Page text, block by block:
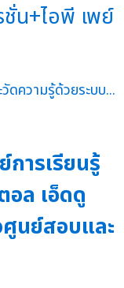
น+ไอพี เพย์
ารเรียนรู้
ล เอ็ดดู
นย์สอบและ